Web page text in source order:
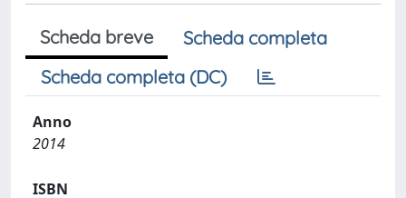
Scheda breve
Scheda completa
Scheda completa (DC)
Anno
2014
ISBN